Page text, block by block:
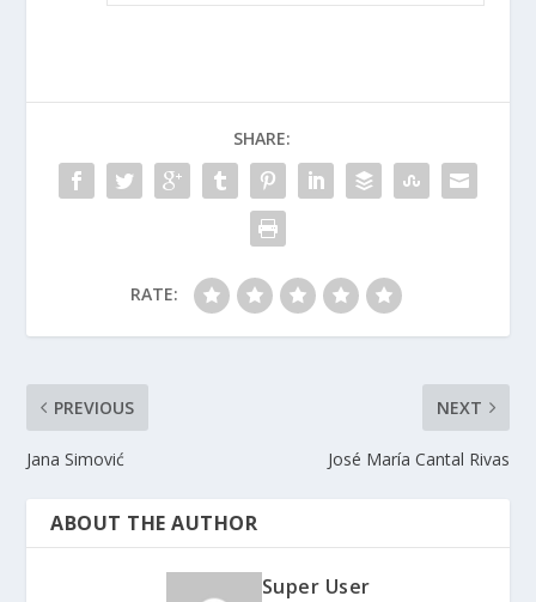
SHARE:
RATE:
PREVIOUS
Jana Simović
NEXT
José María Cantal Rivas
ABOUT THE AUTHOR
Super User